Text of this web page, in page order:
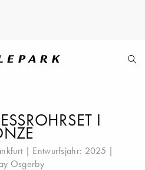
I B
| Entwurfsjahr: 2025 |
Osgerby